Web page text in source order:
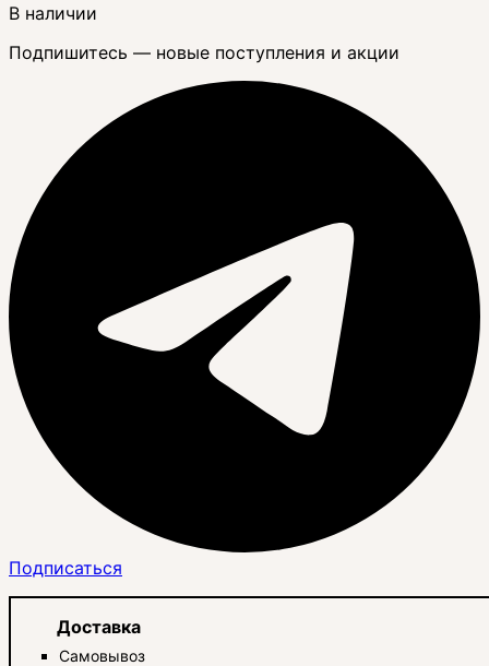
В наличии
Подпишитесь — новые поступления и акции
Подписаться
Доставка
Самовывоз